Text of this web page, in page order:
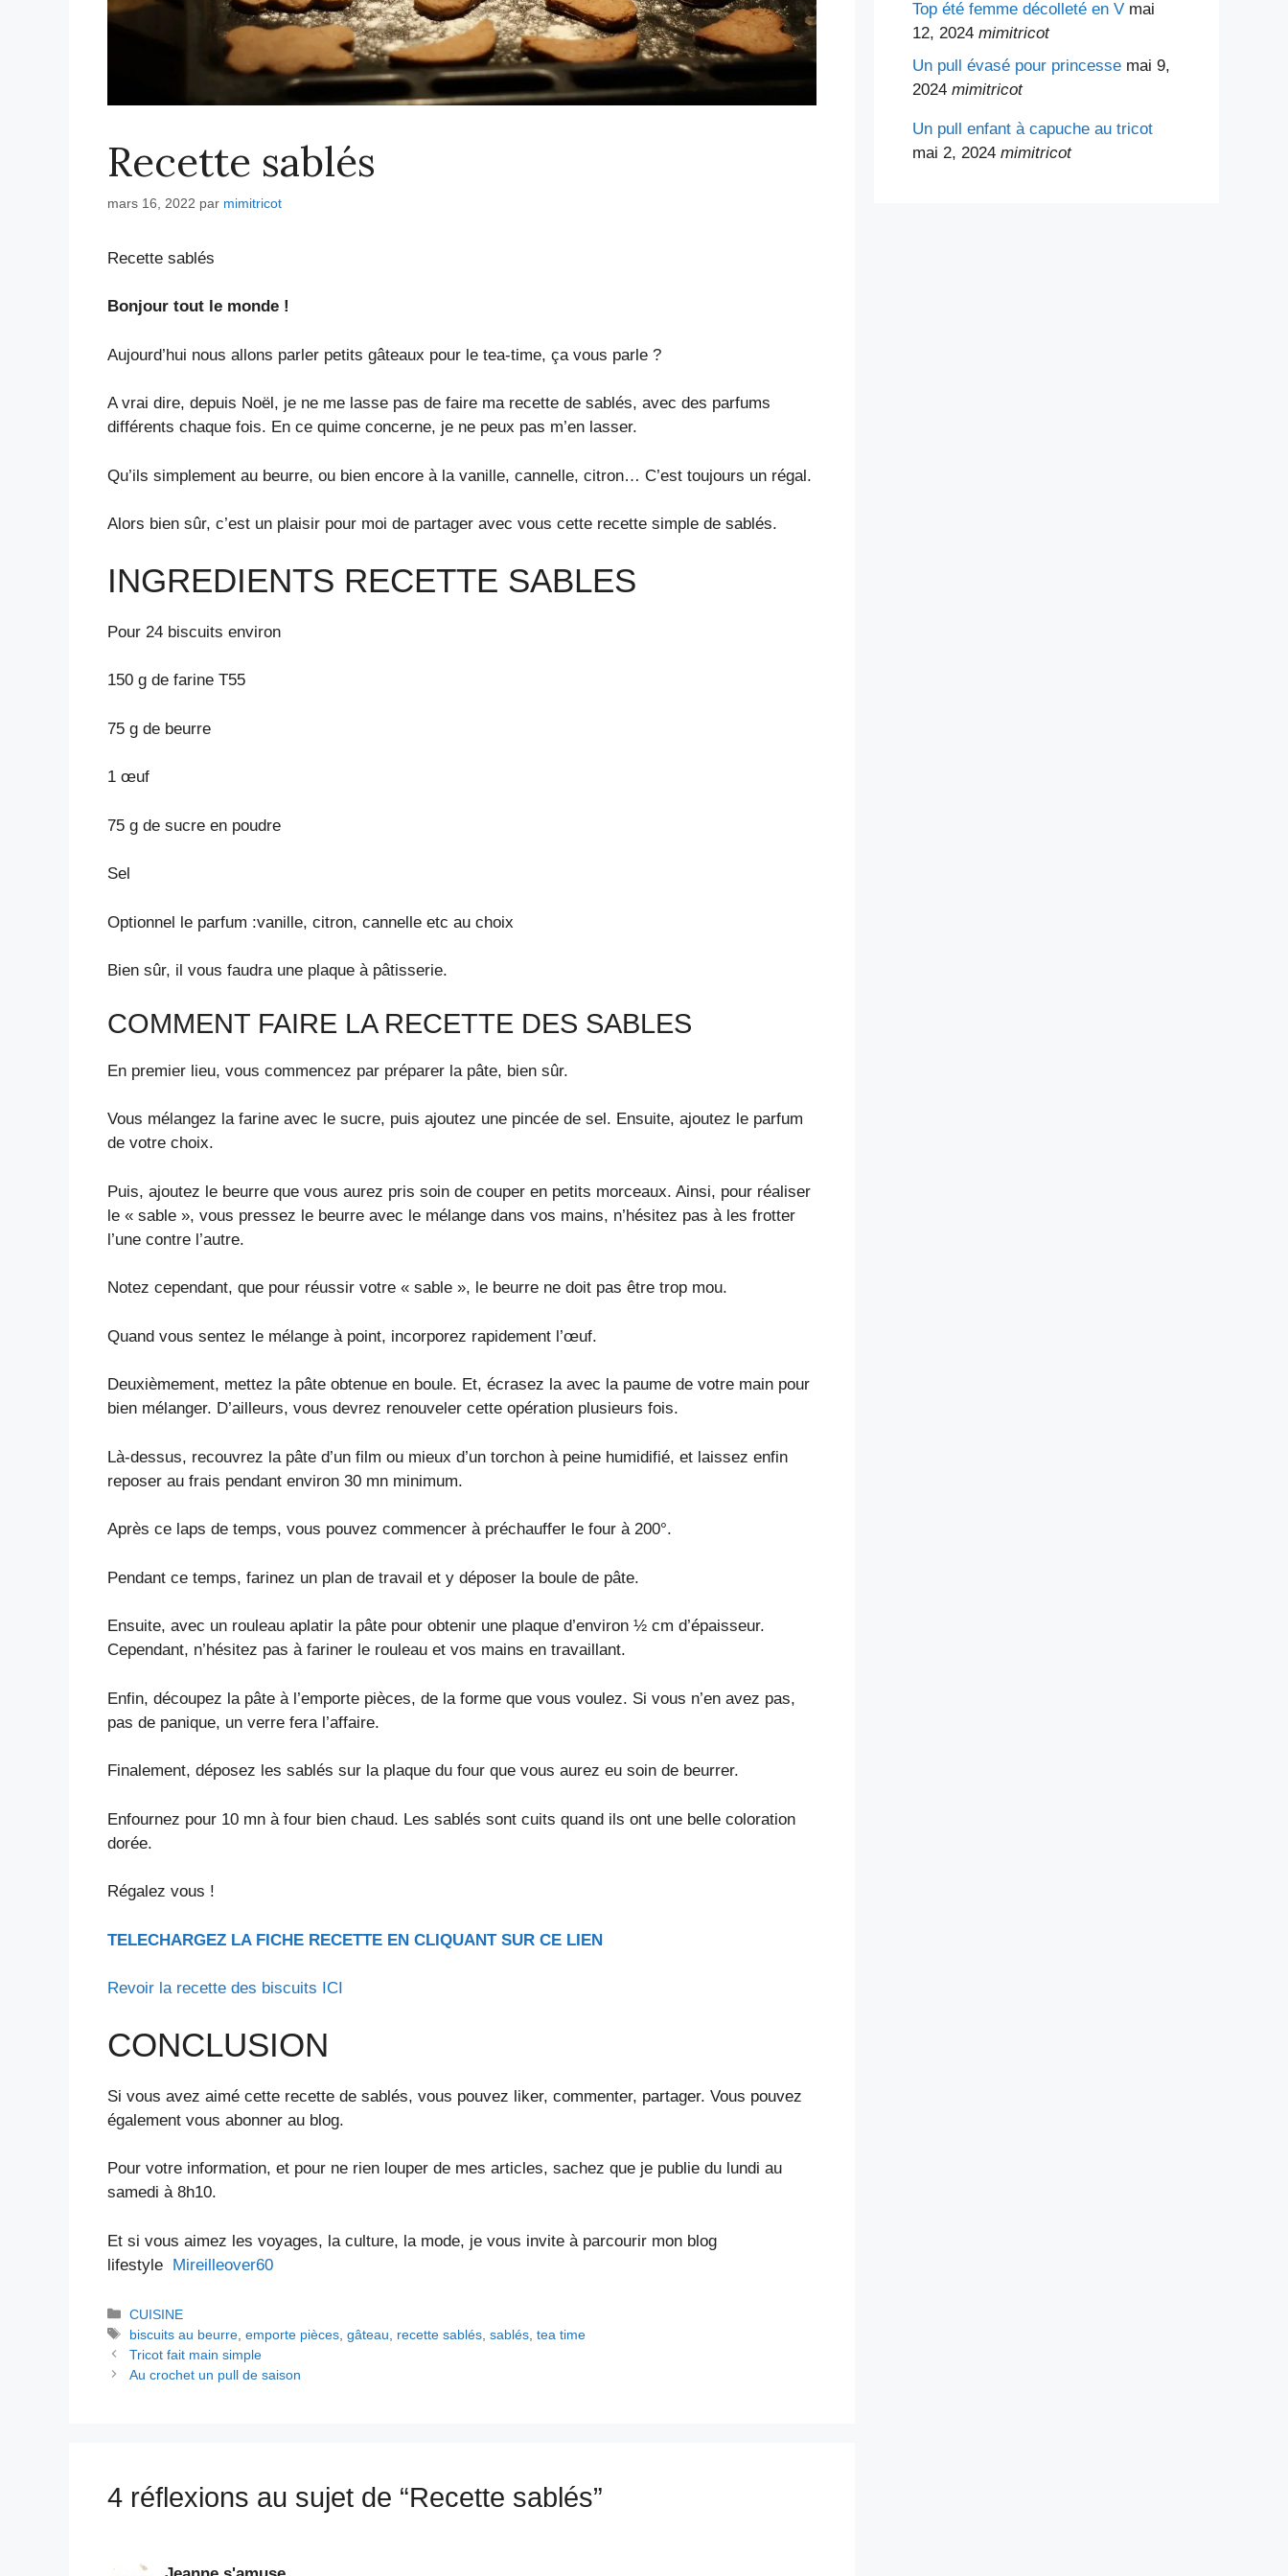
Recette sablés
mars 16, 2022 par mimitricot
Recette sablés
Bonjour tout le monde !
Aujourd’hui nous allons parler petits gâteaux pour le tea-time, ça vous parle ?
A vrai dire, depuis Noël, je ne me lasse pas de faire ma recette de sablés, avec des parfums
différents chaque fois. En ce quime concerne, je ne peux pas m’en lasser.
Qu’ils simplement au beurre, ou bien encore à la vanille, cannelle, citron… C’est toujours un régal.
Alors bien sûr, c’est un plaisir pour moi de partager avec vous cette recette simple de sablés.
INGREDIENTS RECETTE SABLES
Pour 24 biscuits environ
150 g de farine T55
75 g de beurre
1 œuf
75 g de sucre en poudre
Sel
Optionnel le parfum :vanille, citron, cannelle etc au choix
Bien sûr, il vous faudra une plaque à pâtisserie.
COMMENT FAIRE LA RECETTE DES SABLES
En premier lieu, vous commencez par préparer la pâte, bien sûr.
Vous mélangez la farine avec le sucre, puis ajoutez une pincée de sel. Ensuite, ajoutez le parfum
de votre choix.
Puis, ajoutez le beurre que vous aurez pris soin de couper en petits morceaux. Ainsi, pour réaliser
le « sable », vous pressez le beurre avec le mélange dans vos mains, n’hésitez pas à les frotter
l’une contre l’autre.
Notez cependant, que pour réussir votre « sable », le beurre ne doit pas être trop mou.
Quand vous sentez le mélange à point, incorporez rapidement l’œuf.
Deuxièmement, mettez la pâte obtenue en boule. Et, écrasez la avec la paume de votre main pour
bien mélanger. D’ailleurs, vous devrez renouveler cette opération plusieurs fois.
Là-dessus, recouvrez la pâte d’un film ou mieux d’un torchon à peine humidifié, et laissez enfin
reposer au frais pendant environ 30 mn minimum.
Après ce laps de temps, vous pouvez commencer à préchauffer le four à 200°.
Pendant ce temps, farinez un plan de travail et y déposer la boule de pâte.
Ensuite, avec un rouleau aplatir la pâte pour obtenir une plaque d’environ ½ cm d’épaisseur.
Cependant, n’hésitez pas à fariner le rouleau et vos mains en travaillant.
Enfin, découpez la pâte à l’emporte pièces, de la forme que vous voulez. Si vous n’en avez pas,
pas de panique, un verre fera l’affaire.
Finalement, déposez les sablés sur la plaque du four que vous aurez eu soin de beurrer.
Enfournez pour 10 mn à four bien chaud. Les sablés sont cuits quand ils ont une belle coloration
dorée.
Régalez vous !
TELECHARGEZ LA FICHE RECETTE EN CLIQUANT SUR CE LIEN
Revoir la recette des biscuits ICI
CONCLUSION
Si vous avez aimé cette recette de sablés, vous pouvez liker, commenter, partager. Vous pouvez
également vous abonner au blog.
Pour votre information, et pour ne rien louper de mes articles, sachez que je publie du lundi au
samedi à 8h10.
Et si vous aimez les voyages, la culture, la mode, je vous invite à parcourir mon blog
lifestyle Mireilleover60
Catégories
CUISINE
Étiquettes
biscuits au beurre ,emporte pièces ,gâteau recette sablés ,sablés ,tea time
Tricot fait main simple
Au crochet un pull de saison
4 réflexions au sujet de “Recette sablés”
Top été femme décolleté en V mai
12, 2024 mimitricot
Un pull évasé pour princesse mai 9,
2024 mimitricot
Un pull enfant à capuche au tricot
mai 2, 2024 mimitricot